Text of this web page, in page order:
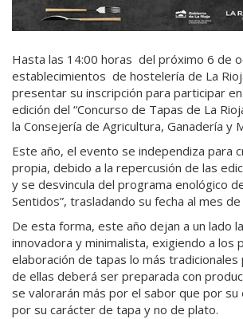
Hasta las 14:00 horas del próximo 6 de
establecimientos de hostelería de La
presentar su inscripción para participar
edición del “Concurso de Tapas de La
la Consejería de Agricultura, Ganadería y
Este año, el evento se independiza para
propia, debido a la repercusión de las
y se desvincula del programa enológico
Sentidos”, trasladando su fecha al mes
De esta forma, este año dejan a un lado
innovadora y minimalista, exigiendo a los
elaboración de tapas lo más tradicionales
de ellas deberá ser preparada con
se valorarán más por el sabor que por su
por su carácter de tapa y no de plato.